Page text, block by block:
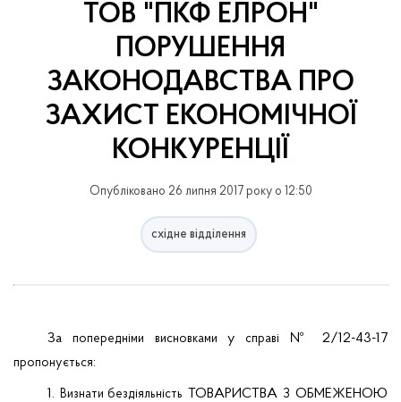
ТОВ "ПКФ ЕЛРОН"
ПОРУШЕННЯ
ЗАКОНОДАВСТВА ПРО
ЗАХИСТ ЕКОНОМІЧНОЇ
КОНКУРЕНЦІЇ
Опубліковано 26 липня 2017 року о 12:50
східне відділення
За попередніми висновками у справі № 2/12-43-17
пропонується:
1. Визнати бездіяльність ТОВАРИСТВА З ОБМЕЖЕНОЮ